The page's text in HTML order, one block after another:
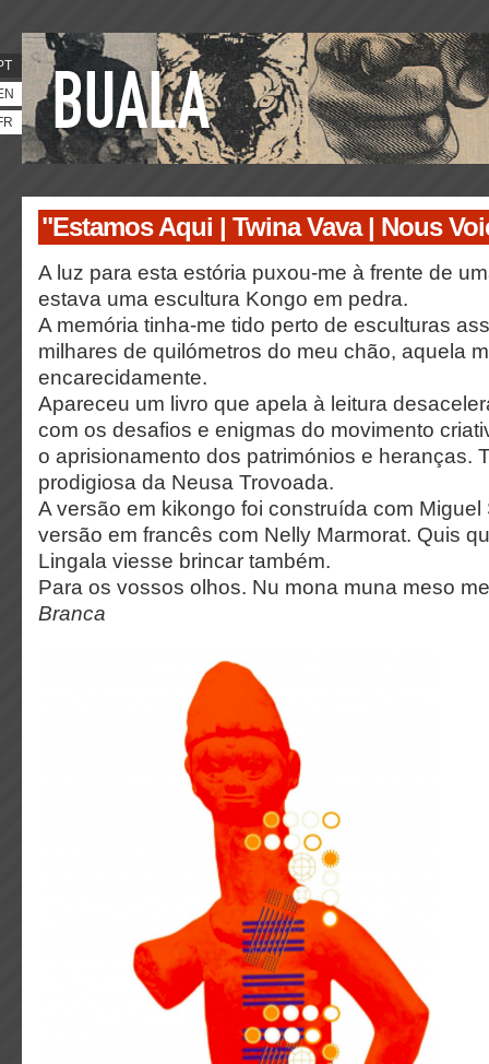
"Estamos Aqui | Twina Vava | Nous
A luz para esta estória puxou-me à frente de
estava uma escultura Kongo em pedra.
A memória tinha-me tido perto de esculturas
milhares de quilómetros do meu chão, aquela
encarecidamente.
Apareceu um livro que apela à leitura
com os desafios e enigmas do movimento
o aprisionamento dos patrimónios e heranças.
prodigiosa da Neusa Trovoada.
A versão em kikongo foi construída com
versão em francês com Nelly Marmorat. Quis
Lingala viesse brincar também.
Para os vossos olhos. Nu mona muna meso
Branca